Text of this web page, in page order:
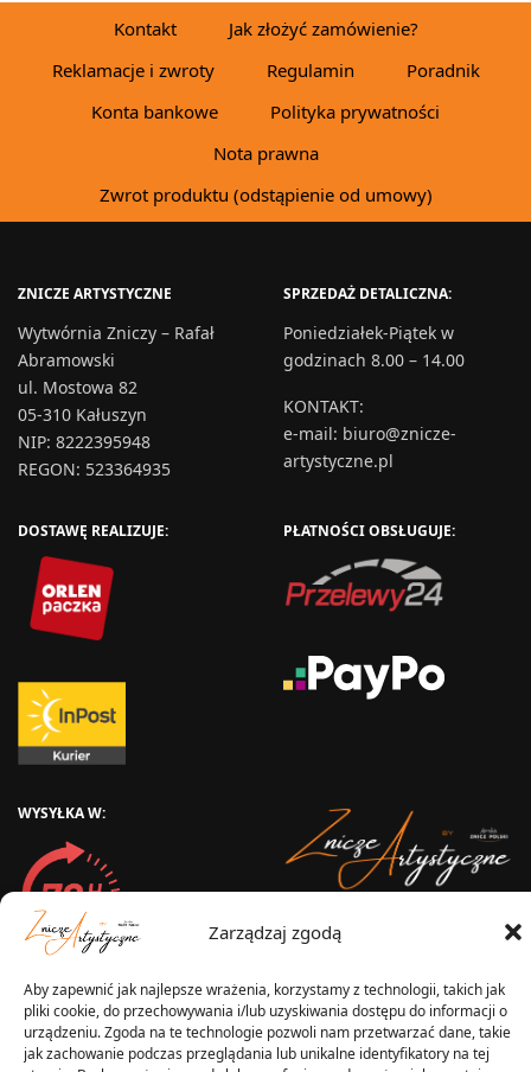
Zarządzaj zgodą
Aby zapewnić jak najlepsze wrażenia, korzystamy z technologii, takich jak
pliki cookie, do przechowywania i/lub uzyskiwania dostępu do informacji o
urządzeniu. Zgoda na te technologie pozwoli nam przetwarzać dane, takie
jak zachowanie podczas przeglądania lub unikalne identyfikatory na tej
Kontakt
Jak złożyć zamówienie?
Reklamacje i zwroty
Regulamin
Poradnik
Konta bankowe
Polityka prywatności
Nota prawna
Zwrot produktu (odstąpienie od umowy)
ZNICZE ARTYSTYCZNE
Wytwórnia Zniczy – Rafał
Abramowski
ul. Mostowa 82
05-310 Kałuszyn
NIP: 8222395948
REGON: 523364935
SPRZEDAŻ DETALICZNA:
Poniedziałek-Piątek w
godzinach 8.00 – 14.00
KONTAKT:
e-mail: biuro@znicze-
artystyczne.pl
DOSTAWĘ REALIZUJE: PŁATNOŚCI OBSŁUGUJE:
WYSYŁKA W:
2025 © Znicz Polski -
Wszelkie prawa zastrzeżone